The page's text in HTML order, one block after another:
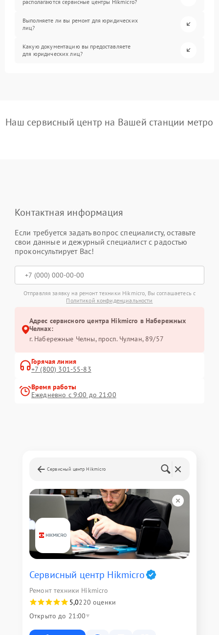
располагаются сервисные центры Hikmicro?
Выполняете ли вы ремонт для юридических
лиц?
Какую документацию вы предоставляете
для юридических лиц?
Наш сервисный центр на Вашей станции метро
Контактная информация
Если требуется задать вопрос специалисту, оставьте
свои данные и дежурный специалист с радостью
проконсультирует Вас!
Отправляя заявку на ремонт техники Hikmicro, Вы соглашаетесь с
Политикой конфиденциальности
Адрес сервисного центра Hikmicro в Набережных
Челнах:
г. Набережные Челны, просп. Чулман, 89/57
Горячая линия
+7 (800) 301-55-83
Время работы
Ежедневно с 9:00 до 21:00
Сервисный центр Hikmicro
Сервисный центр Hikmicro
Ремонт техники Hikmicro
5,0220 оценки
Открыто до 21:00